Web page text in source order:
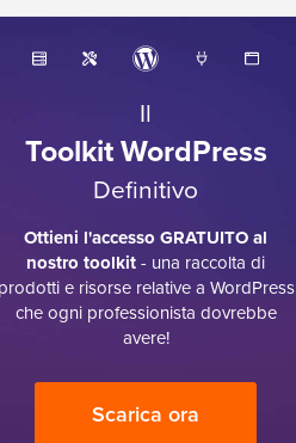
Il
Toolkit WordPress
Definitivo
Ottieni l'accesso GRATUITO al
nostro toolkit- una raccolta di
prodotti e risorse relative a WordPress
che ogni professionista dovrebbe
avere!
Scarica ora